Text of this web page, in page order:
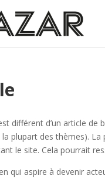
différent d’un article
plupart des thèmes).
le site. Cela pourrait
qui aspire à devenir